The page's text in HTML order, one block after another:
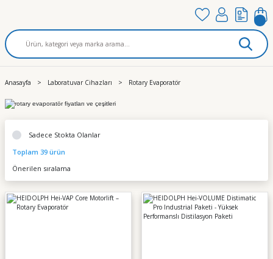
Anasayfa Laboratuvar Cihazları Rotary Evaporatör
Sadece Stokta Olanlar
Toplam 39 ürün